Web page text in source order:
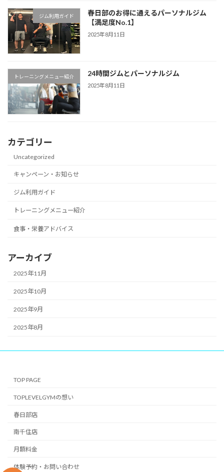
ジム利用ガイド
春日部のお得に通えるパーソナルジム
【満足度No.1】
2025年8月11日
トレーニングメニュー紹介 24時間ジムとパーソナルジム
2025年8月11日
カテゴリー
Uncategorized
キャンペーン・お知らせ
ジム利用ガイド
トレーニングメニュー紹介
食事・栄養アドバイス
アーカイブ
2025年11月
2025年10月
2025年9月
2025年8月
TOP PAGE
TOPLEVELGYMの想い
春日部店
南千住店
月額料金
体験予約・お問い合わせ